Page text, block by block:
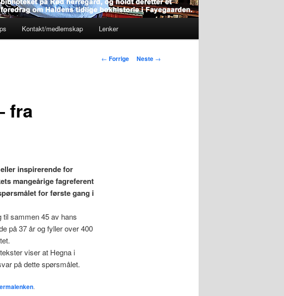
Kontakt/medlemskap Lenker
Innleggsnavigasjon
← Forrige Neste →
fra
inspirerende for
mangeårige fagreferent
for første gang i
til sammen 45 av hans
på 37 år og fyller over 400
viser at Hegna i
på dette spørsmålet.
.